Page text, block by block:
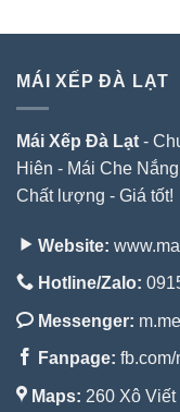
MÁI XẾP ĐÀ LẠT
Mái Xếp Đà Lạt -
Hiên - Mái Che
Chất lượng - Giá tốt!
Website:
Hotline/Zalo:
Messenger:
Fanpage:
Maps: 260 Xô